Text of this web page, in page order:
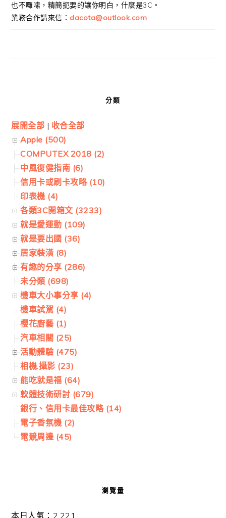
也不囉嗦，精簡扼要的讓你明白，什麼是3C。
業務合作請來信： dacota@outlook.com
分類
展開全部 | 收合全部
Apple (500)
COMPUTEX 2018 (2)
中風復健指南 (6)
信用卡或刷卡攻略 (10)
印表機 (4)
各類3C開箱文 (3233)
就是愛運動 (109)
就是要出國 (36)
居家裝潢 (8)
有趣的分享 (286)
未分類 (698)
機車大小事分享 (4)
機車試駕 (4)
櫻花廚藝 (1)
汽車相關 (25)
活動體驗 (475)
相機.攝影 (23)
能吃就是福 (64)
軟體技術研討 (679)
銀行、信用卡最佳攻略 (14)
電子香氛機 (2)
電競周邊 (45)
瀏覽量
本日人氣：2,221